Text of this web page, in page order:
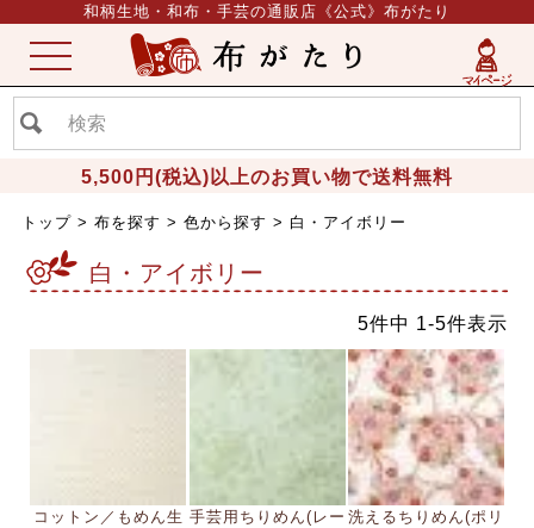
和柄生地・和布・手芸の通販店《公式》布がたり
5,500円(税込)以上のお買い物で送料無料
ME
NU
トップ 布を探す 色から探す 白・アイボリー
白・アイボリー
5件中 1-5件表示
コットン／もめん生 手芸用ちりめん(レー 洗えるちりめん(ポリ